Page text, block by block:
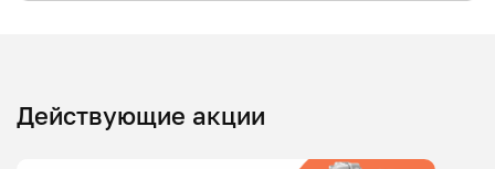
Действующие акции